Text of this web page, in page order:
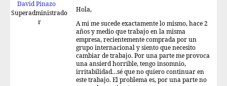
David Pinazo
Superadministrado
r
Hola,
A mi me sucede exactamente lo mismo, hace 2
años y medio que trabajo en la misma
empresa, recientemente comprada por un
grupo internacional y siento que necesito
cambiar de trabajo. Por una parte me provoca
una ansierd horrible, tengo insomnio,
irritabilidad…sé que no quiero continuar en
este trabajo. El problema es, por una parte no